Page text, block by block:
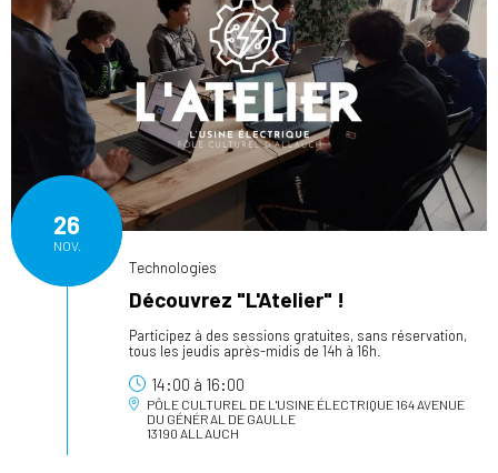
26
NOV.
Technologies
Découvrez "L'Atelier" !
Participez à des sessions gratuites, sans réservation,
tous les jeudis après-midis de 14h à 16h.
14:00 à 16:00
PÔLE CULTUREL DE L'USINE ÉLECTRIQUE164 AVENUE
DU GÉNÉRAL DE GAULLE
13190 ALLAUCH